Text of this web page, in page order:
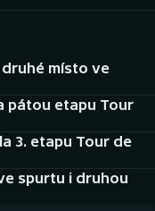
místo ve
pátou etapu Tour
3. etapu Tour de
spurtu i druhou